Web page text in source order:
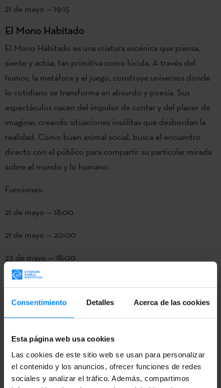
Consentimiento Detalles Acerca de las cookies
Esta página web usa cookies
Las cookies de este sitio web se usan para personalizar
el contenido y los anuncios, ofrecer funciones de redes
sociales y analizar el tráfico. Además, compartimos
21 de mayo — 19:15
El Mono Habitado
El Mono Habitado es una criatura escénica que piensa,
siente y actúa, tan primitiva como lúcida. A través del
humor, la metáfora y el juego, construye universos donde
lo cotidiano se transforma en absurdo y poesía. Sus
espectáculos nacen del impulso de contar y del placer de
imaginar, creando situaciones insólitas que desbordan la
realidad. Como buen animal social, busca el encuentro
directo con el público para compartir su particular mirada
sobre el mundo y lo humano.
Funciones:
21 de mayo — 18:00
21 de mayo — 20:00
23 de mayo — 18:00
23 de mayo — 20:00
BASQUE. Performing arts. relaciona empresas, artistas y
profesionales de la industria con oportunidades globales.
Su objetivo como iniciativa estratégica es promover la
presencia y visibilidad internacional de las artes escénicas